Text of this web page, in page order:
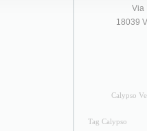
Via
18039
Calypso
Tag Calypso